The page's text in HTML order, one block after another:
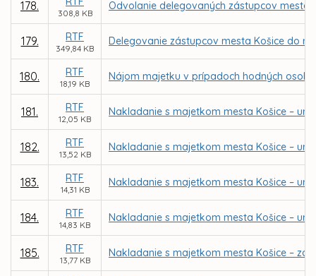
178.
308,8 KB
Odvolanie delegovaných zástupcov mesta
179. RTF
349,84 KB
Delegovanie zástupcov mesta Košice do
180. RTF
18,19 KB
Nájom majetku v prípadoch hodných
181. RTF
12,05 KB
Nakladanie s majetkom mesta Košice –
182. RTF
13,52 KB
Nakladanie s majetkom mesta Košice –
183. RTF
14,31 KB
Nakladanie s majetkom mesta Košice –
184. RTF
14,83 KB
Nakladanie s majetkom mesta Košice –
185. RTF
13,77 KB
Nakladanie s majetkom mesta Košice –